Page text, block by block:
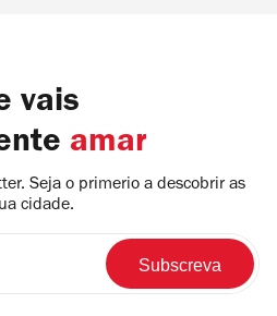
vais
amar
Seja o primerio a descobrir as
cidade.